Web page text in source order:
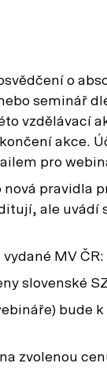
o
seminář
vzdělávací
akce.
pro
pravidla
ale uvádí
MV
slovenské
bude
zvolenou